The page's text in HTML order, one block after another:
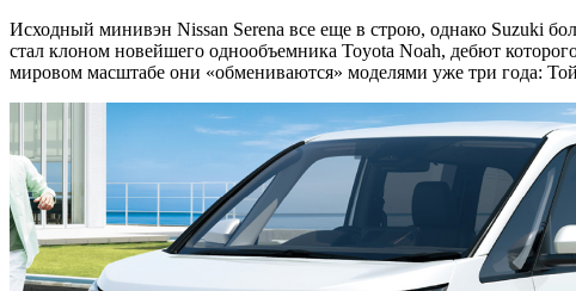
Исходный минивэн Nissan Serena все еще в строю, однако Suzuki
стал клоном новейшего однообъемника Toyota Noah, дебют
мировом масштабе они «обмениваются» моделями уже три года: